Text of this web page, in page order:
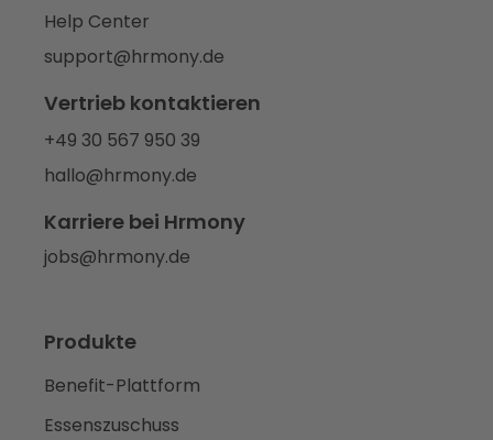
Help Center
support@hrmony.de
Vertrieb kontaktieren
+49 30 567 950 39
hallo@hrmony.de
Karriere bei Hrmony
jobs@hrmony.de
Produkte
Benefit-Plattform
Essenszuschuss